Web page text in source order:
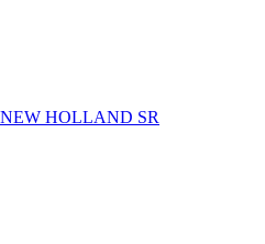
NEW HOLLAND SR